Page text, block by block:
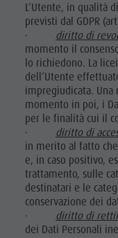
L’Utente, in qualità
previsti dal GDPR
· diritto di
momento il
lo richiedono. La
dell’Utente
impregiudicata. Una
momento in poi, i
per le finalità cui il
· diritto di
in merito al fatto
e, in caso positivo,
trattamento, sulle
destinatari e le
conservazione dei
· diritto di
dei Dati Personali